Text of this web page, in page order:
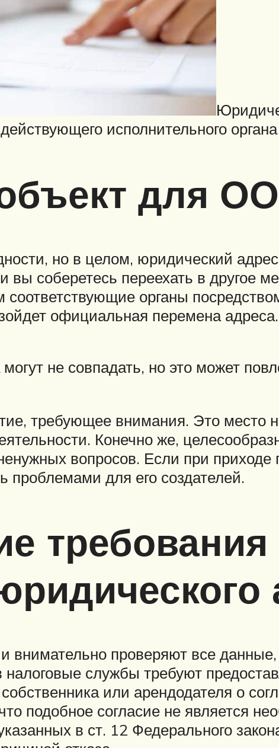
исполнительного органа
для
но в целом, юридический
соберетесь переехать в другое
органы
официальная перемена адреса.
не совпадать, но это может
требующее внимания. Это
Конечно же,
вопросов. Если при приходе
проблемами для его создателей.
требования
внимательно проверяют все
службы требуют
или арендодателя о
подобное согласие не является
в ст. 12 Федерального